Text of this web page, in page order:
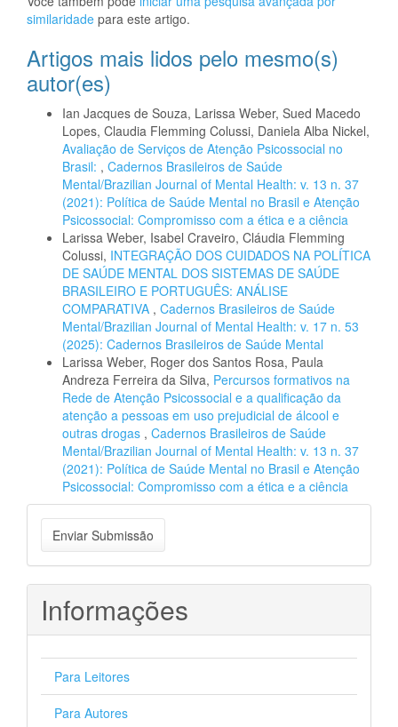
similaridade para este artigo.
Artigos mais lidos pelo mesmo(s)
autor(es)
Ian Jacques de Souza, Larissa Weber, Sued Macedo
Lopes, Claudia Flemming Colussi, Daniela Alba Nickel,
Avaliação de Serviços de Atenção Psicossocial no
Brasil: , Cadernos Brasileiros de Saúde
Mental/Brazilian Journal of Mental Health: v. 13 n. 37
(2021): Política de Saúde Mental no Brasil e Atenção
Psicossocial: Compromisso com a ética e a ciência
Larissa Weber, Isabel Craveiro, Cláudia Flemming
Colussi, INTEGRAÇÃO DOS CUIDADOS NA POLÍTICA
DE SAÚDE MENTAL DOS SISTEMAS DE SAÚDE
BRASILEIRO E PORTUGUÊS: ANÁLISE
COMPARATIVA , Cadernos Brasileiros de Saúde
Mental/Brazilian Journal of Mental Health: v. 17 n. 53
(2025): Cadernos Brasileiros de Saúde Mental
Larissa Weber, Roger dos Santos Rosa, Paula
Andreza Ferreira da Silva, Percursos formativos na
Rede de Atenção Psicossocial e a qualificação da
atenção a pessoas em uso prejudicial de álcool e
outras drogas , Cadernos Brasileiros de Saúde
Mental/Brazilian Journal of Mental Health: v. 13 n. 37
(2021): Política de Saúde Mental no Brasil e Atenção
Psicossocial: Compromisso com a ética e a ciência
Enviar
Submissão
Enviar Submissão
Informações
Para Leitores
Para Autores